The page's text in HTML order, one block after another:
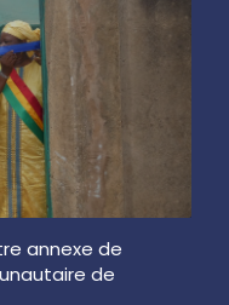
annexe de
de